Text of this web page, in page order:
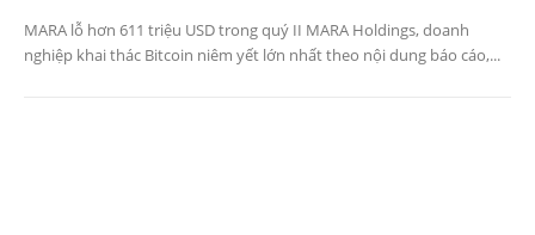
MARA lỗ hơn 611 triệu USD trong quý II MARA Holdings, doanh
nghiệp khai thác Bitcoin niêm yết lớn nhất theo nội dung báo cáo,...